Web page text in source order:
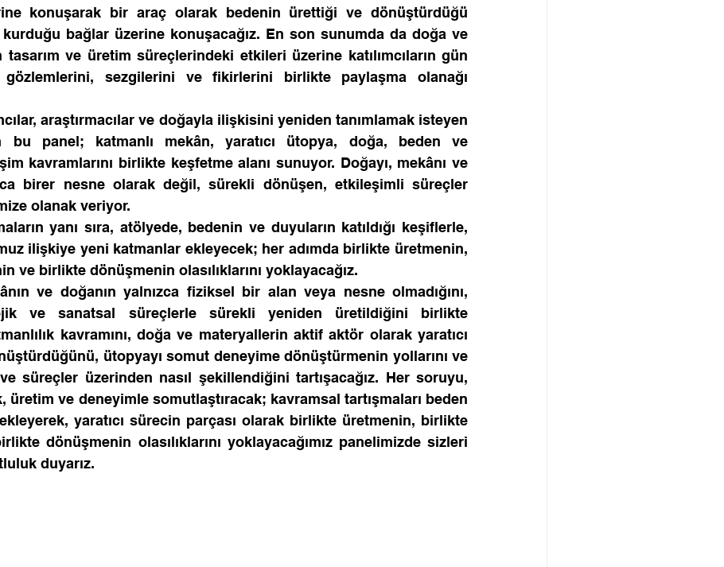
konuşarak bir araç olarak bedenin ürettiği ve dönüştürdüğü
kurduğu bağlar üzerine konuşacağız. En son sunumda da doğa ve
ve üretim süreçlerindeki etkileri üzerine katılımcıların gün
sezgilerini ve fikirlerini birlikte paylaşma olanağı
araştırmacılar ve doğayla ilişkisini yeniden tanımlamak isteyen
panel; katmanlı mekân, yaratıcı ütopya, doğa, beden ve
kavramlarını birlikte keşfetme alanı sunuyor. Doğayı, mekânı ve
birer nesne olarak değil, sürekli dönüşen, etkileşimli süreçler
olanak veriyor.
yanı sıra, atölyede, bedenin ve duyuların katıldığı keşiflerle,
ilişkiye yeni katmanlar ekleyecek; her adımda birlikte üretmenin,
ve birlikte dönüşmenin olasılıklarını yoklayacağız.
ve doğanın yalnızca fiziksel bir alan veya nesne olmadığını,
ve sanatsal süreçlerle sürekli yeniden üretildiğini birlikte
kavramını, doğa ve materyallerin aktif aktör olarak yaratıcı
ütopyayı somut deneyime dönüştürmenin yollarını ve
süreçler üzerinden nasıl şekillendiğini tartışacağız. Her soruyu,
üretim ve deneyimle somutlaştıracak; kavramsal tartışmaları beden
yaratıcı sürecin parçası olarak birlikte üretmenin, birlikte
dönüşmenin olasılıklarını yoklayacağımız panelimizde sizleri
duyarız.